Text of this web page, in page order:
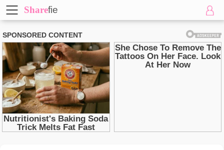
Sharefie